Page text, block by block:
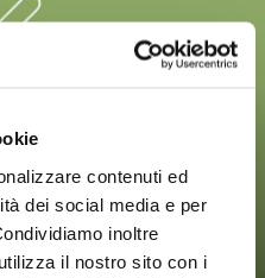
contenuti ed
dei social media e per
inoltre
il nostro sito con i